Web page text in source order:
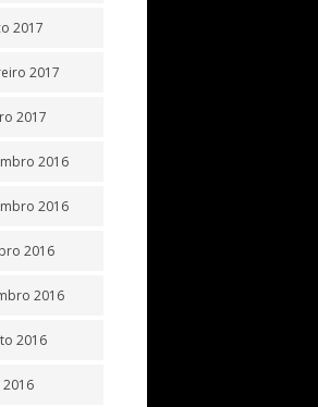
2017
2017
2017
2016
2016
2016
2016
2016